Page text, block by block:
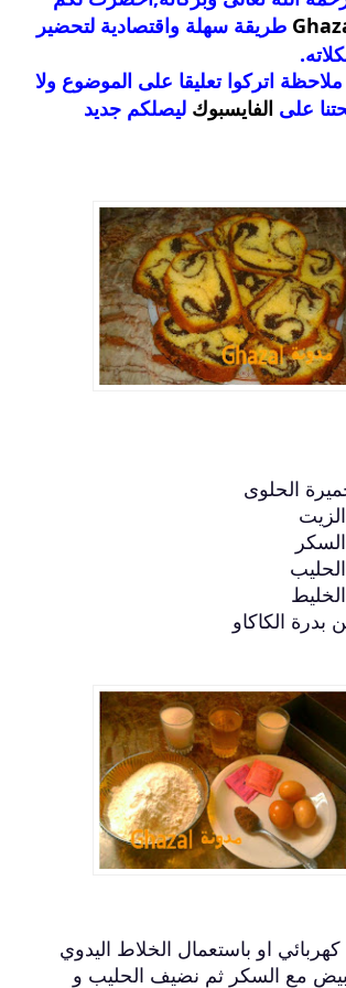
طريقة سهلة واقتصادية لتحضير
اتركوا تعليقا على الموضوع ولا
على الفايسبوك ليصلكم جديد
بدرة الكاكاو
او باستعمال الخلاط اليدوي
مع السكر ثم نضيف الحليب و